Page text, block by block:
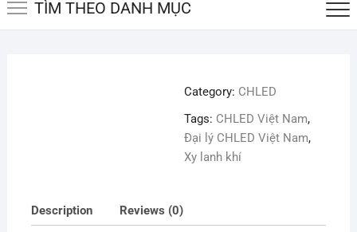
TÌM THEO DANH MỤC
Category: CHLED
Tags: CHLED Việt Nam,
Đại lý CHLED Việt Nam,
Xy lanh khí
Description Reviews (0)